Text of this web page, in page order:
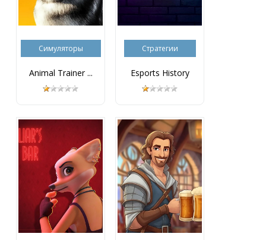
Симуляторы
Animal Trainer ...
Стратегии
Esports History